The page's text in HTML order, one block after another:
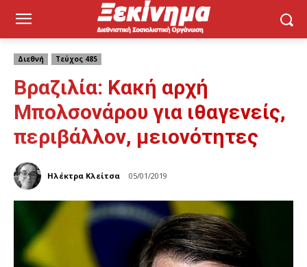
Διεθνή Τεύχος 485
Βραζιλία: Κακή αρχή
Μπολσονάρου για ιθαγενείς,
περιβάλλον, μειονότητες
Ηλέκτρα Κλείτσα 05/01/2019